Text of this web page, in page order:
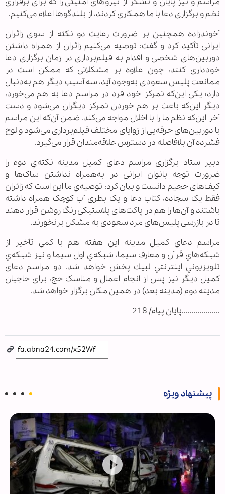
نظم و برگزاری دعا با ما همکاری کردند، از بلندگوها اعلام می‌كنیم.
آخوندزاده همچنین بر ضرورت رعایت دو نکته از سوی زائران
ایرانی تأکید کرد و گفت: توصیه می‌کنیم زائران از همراه داشتن
دوربین‌های شخصی و اقدام به فیلم‌برداری در زمان برگزاری دعا
خودداری کنند، چون علاوه بر مشکلاتی که ممکن است در
ممانعت پلیس سعودی به‌وجود آید، سه آسیب دیگر هم به‌دنبال
دارد؛ یکی این‌که تمرکز خود فرد در مراسم دعا به هم می‌خورد،
دیگر این‌که باعث بر هم خوردن تمرکز دیگران می‌شود و دست
آخر این‌که نظم ما را با اخلال مواجه می‌کند. ضمن آن‌که این مراسم
با دوربین‌های حرفه‌یی از زوایای مختلف فیلم‌برداری می‌شود و لوح
فشرده آن بلافاصله در دسترس علاقه‌مندان قرار می‌گیرد.
دبیر ستاد برگزاری مراسم دعای کمیل مدینه نکته‌ي دوم را
ضرورت توجه بانوان ایرانی در به‌همراه نداشتن ساک‌ها و
کیف‌های حجیم دانست و بيان كرد: توصیه‌ي ما این است که زائران
فقط یک سجاده، کتاب دعا و یک بطری آب کوچک همراه داشته
باشتند و آن‌ها را هم در پاکت‌های پلاستیکی رنگ روشن قرار دهند
تا در بازرسی پلیس‌های مرد سعودی به مشکل برنخورند.
مراسم دعای کمیل مدینه این هفته هم با کمی تأخیر از
شبكه‌هاي قرآن و معارف سيما، شبكه‌ي اول سيما و نيز شبكه‌ي
تلويزيوني اينترنتي لبيك پخش خواهد شد. دو مراسم دعای
کمیل دیگر نیز پس از انجام اعمال و مناسک حج، برای حاجیان
مدینه دوم (مدینه بعد) در همین مکان برگزار خواهد شد.
...................پایان پیام/ 218
پیشنهاد ویژه